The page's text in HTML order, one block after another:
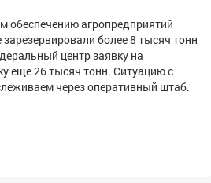
Погода
обеспечению агропредприятий
более 8 тысяч тонн
центр заявку на
еще 26 тысяч тонн. Ситуацию с
через оперативный штаб.